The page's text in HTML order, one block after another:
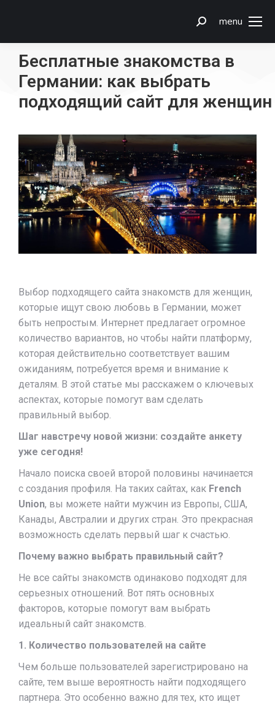
menu
Бесплатные знакомства в
Германии: как выбрать
подходящий сайт для женщин
Выбор подходящего сайта знакомств для женщин,
которые ищут свою любовь в Германии, может
быть непростым. Интернет предлагает огромное
количество вариантов, но чтобы найти платформу,
которая действительно соответствует вашим
ожиданиям, потребуется время и внимание к
деталям. В этой статье мы расскажем о ключевых
аспектах, которые помогут вам сделать
правильный выбор.
Шаг навстречу новой жизни: создайте анкету
уже сегодня!
Начало поиска своей второй половины начинается
с создания профиля. На таких сайтах, как French
Union, вы можете найти мужчин из Европы, США,
Канады, Австралии и других стран. Это прекрасная
возможность сделать первый шаг к счастью.
Почему важно выбрать правильный сайт?
Не все сайты знакомств одинаково подходят для
серьезных отношений. Вот пять основных
факторов, которые помогут вам выбрать
идеальный сайт знакомств.
1. Количество пользователей на сайте
Чем больше пользователей зарегистрировано на
сайте, тем выше вероятность найти подходящего
партнера. Это особенно важно для тех, кто ищет